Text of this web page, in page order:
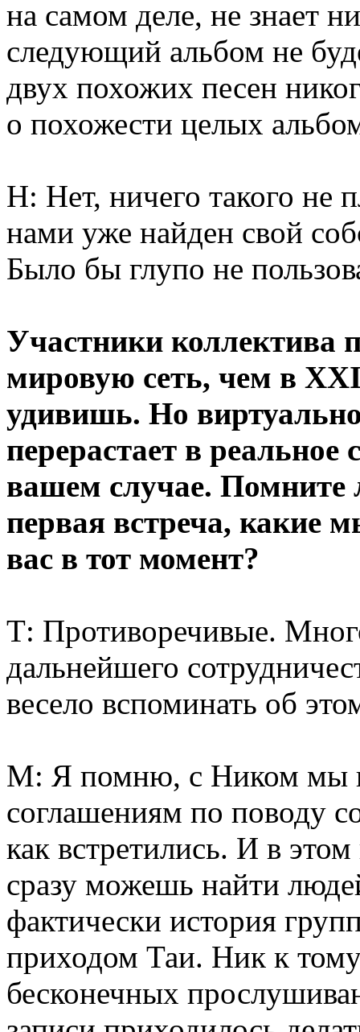
на самом деле, не знает
следующий альбом не
двух похожих песен
о похожести целых
Н: Нет, ничего такого не
нами уже найден свой
Было бы глупо не
Участники коллектива
мировую сеть, чем в
удивишь. Но
перерастает в
вашем случае. Помните
первая встреча, какие
вас в тот момент?
Т: Противоречивые.
дальнейшего
весело вспоминать об
М: Я помню, с Ником мы
соглашениям по поводу
как встретились. И в
сразу можешь найти
фактически история
приходом Таи. Ник к
бесконечных